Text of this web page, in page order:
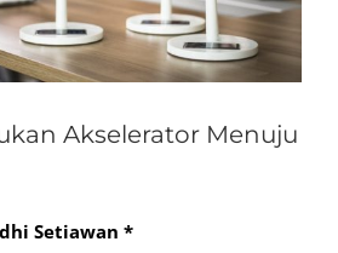
Akselerator Menuju
Setiawan *